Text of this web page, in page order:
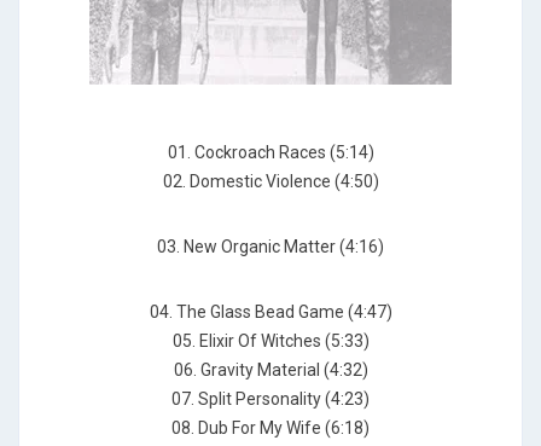
01. Cockroach Races (5:14)
02. Domestic Violence (4:50)
03. New Organic Matter (4:16)
04. The Glass Bead Game (4:47)
05. Elixir Of Witches (5:33)
06. Gravity Material (4:32)
07. Split Personality (4:23)
08. Dub For My Wife (6:18)